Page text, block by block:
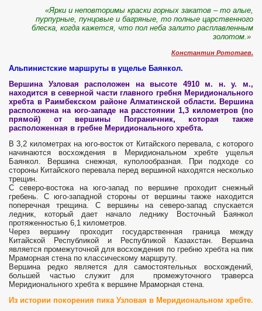
«Ярки и неповторимы краски горных закатов – то алые,
пурпурные, пунцовые и багряные, то полные царственного
блеска, когда кажется, что пол неба залито расплавленным
золотом.»
Константин Рототаев.
Альпинистские маршруты в ущелье Баянкол.
Вершина Узловая расположен на высоте 4910 м. н. у. м.,
находится в северной части главного гребня Меридионального
хребта в Раимбекском районе Алматинской области. Вершина
расположена на юго-западе на расстоянии 1,3 километров (по
прямой) от вершины Пограничник, которая также
расположенная в гребне Меридионального хребта.
В 3,2 километрах на юго-восток от Китайского перевала, с которого
начинаются восхождения в Меридиональном хребте ущелья
Баянкол. Вершина снежная, куполообразная. При подходе со
стороны Китайского перевала перед вершиной находятся несколько
трещин.
С северо-востока на юго-запад по вершине проходит снежный
гребень. С юго-западной стороны от вершины также находится
поперечная трещина. С вершины на северо-запад спускается
ледник, который дает начало леднику Восточный Баянкол
протяженностью 6,1 километров.
Через вершину проходит государственная граница между
Китайской Республикой и Республикой Казахстан. Вершина
является промежуточной для восхождения по гребню хребта на пик
Мраморная стена по классическому маршруту.
Вершина редко является для самостоятельных восхождений,
большей частью служит для промежуточного траверса
Меридионального хребта к вершине Мраморная стена.
Из истории покорения пика Узловая в Меридиональном хребте.